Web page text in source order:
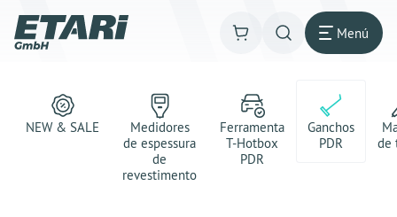
Menú
NEW & SALE
Medidores
de espessura
de
revestimento
Ferramenta
T-Hotbox
PDR
Ganchos
PDR
de